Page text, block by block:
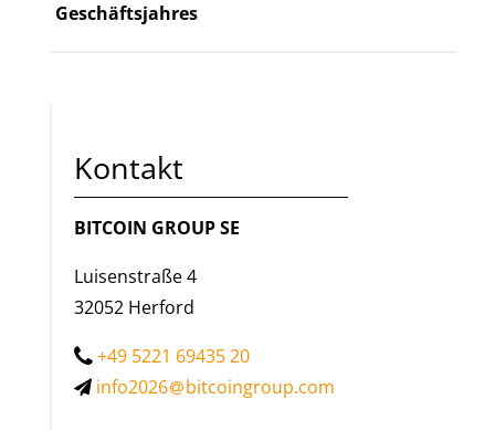
Geschäftsjahres
Kontakt
BITCOIN GROUP SE
Luisenstraße 4
32052 Herford
+49 5221 69435 20
info2026
bitcoingroup.com